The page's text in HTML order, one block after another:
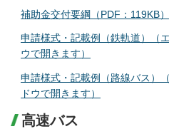
補助金交付要綱（PDF：119KB
申請様式・記載例（鉄軌道）（
ウで開きます）
申請様式・記載例（路線バス）
ドウで開きます）
高速バス